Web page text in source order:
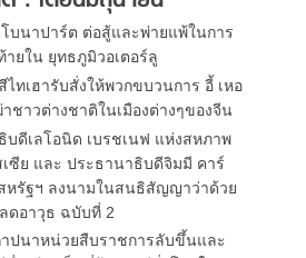
บนาปาร์ต ต่อสู้และพ่ายแพ้ในการ
ายใน ยุทธภูมิวอเตอร์ลู
ไทเฮารับสั่งให้พวกขบวนการ อี้ เหอ
ชาวต่างชาติในเมืองต่างๆของจีน
บดีเลโอนิด เบรชเนฟ แห่งสหภาพ
เซีย และ ประธานาธิบดีจิมมี คาร์
หรัฐฯ ลงนามในสนธิสัญญาว่าด้วย
ลดอาวุธ ฉบับที่ 2
ปนาหน่วยสืบราชการลับขึ้นและ